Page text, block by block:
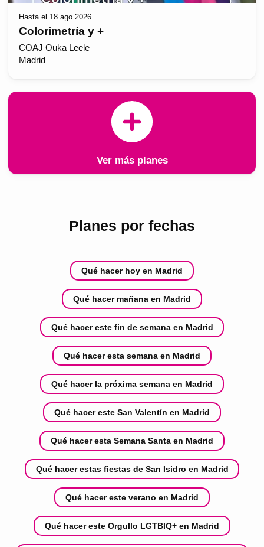
Hasta el 18 ago 2026
Colorimetría y +
COAJ Ouka Leele
Madrid
Ver más planes
Planes por fechas
Qué hacer hoy en Madrid
Qué hacer mañana en Madrid
Qué hacer este fin de semana en Madrid
Qué hacer esta semana en Madrid
Qué hacer la próxima semana en Madrid
Qué hacer este San Valentín en Madrid
Qué hacer esta Semana Santa en Madrid
Qué hacer estas fiestas de San Isidro en Madrid
Qué hacer este verano en Madrid
Qué hacer este Orgullo LGTBIQ+ en Madrid